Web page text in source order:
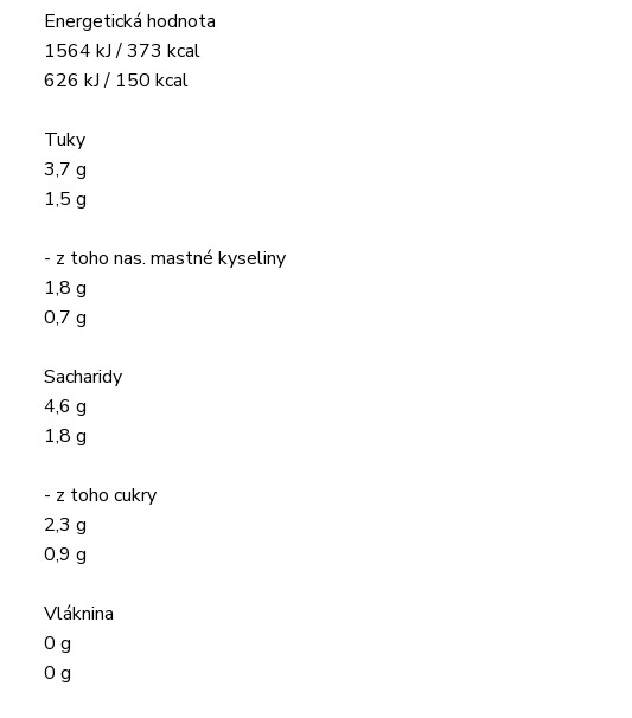
Energetická hodnota
1564 kJ / 373 kcal
626 kJ / 150 kcal
Tuky
3,7 g
1,5 g
- z toho nas. mastné kyseliny
1,8 g
0,7 g
Sacharidy
4,6 g
1,8 g
- z toho cukry
2,3 g
0,9 g
Vláknina
0 g
0 g